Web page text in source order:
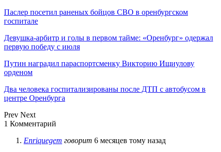
Паслер посетил раненых бойцов СВО в оренбургском
госпитале
Девушка-арбитр и голы в первом тайме: «Оренбург» одержал
первую победу с июля
Путин наградил параспортсменку Викторию Ищиулову
орденом
Два человека госпитализированы после ДТП с автобусом в
центре Оренбурга
Prev Next
1 Комментарий
Enriquegem говорит 6 месяцев тому назад